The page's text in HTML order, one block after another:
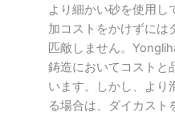
より細かい砂を使用し
加コストをかけずには
匹敵しません。
鋳造においてコストと
います。しかし、より
る場合は、ダイカスト